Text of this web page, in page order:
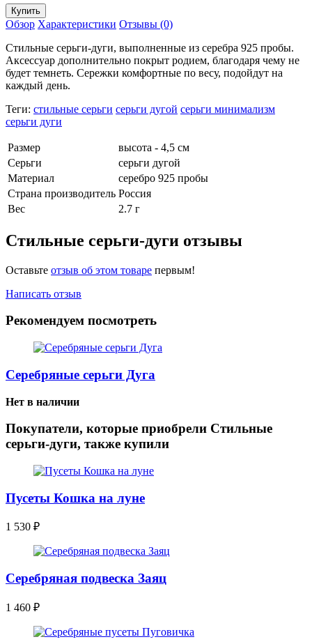
Обзор Характеристики Отзывы (0)
Стильные серьги-дуги, выполненные из серебра 925 пробы.
Аксессуар дополнительно покрыт родием, благодаря чему не
будет темнеть. Сережки комфортные по весу, подойдут на
каждый день.
Теги: стильные серьги серьги дугой серьги минимализм
серьги дуги
Размер
высота - 4,5 см
Серьги
серьги дугой
Материал
серебро 925 пробы
Страна производитель Россия
Вес
2.7 г
Стильные серьги-дуги отзывы
Оставьте отзыв об этом товаре первым!
Написать отзыв
Рекомендуем посмотреть
Серебряные серьги Дуга
Нет в наличии
Покупатели, которые приобрели Стильные
серьги-дуги, также купили
Пусеты Кошка на луне
1 530 ₽
Серебряная подвеска Заяц
1 460 ₽